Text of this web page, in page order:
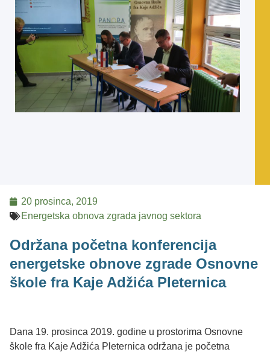
20 prosinca, 2019
Energetska obnova zgrada javnog sektora
Održana početna konferencija
energetske obnove zgrade Osnovne
škole fra Kaje Adžića Pleternica
Dana 19. prosinca 2019. godine u prostorima Osnovne
škole fra Kaje Adžića Pleternica održana je početna